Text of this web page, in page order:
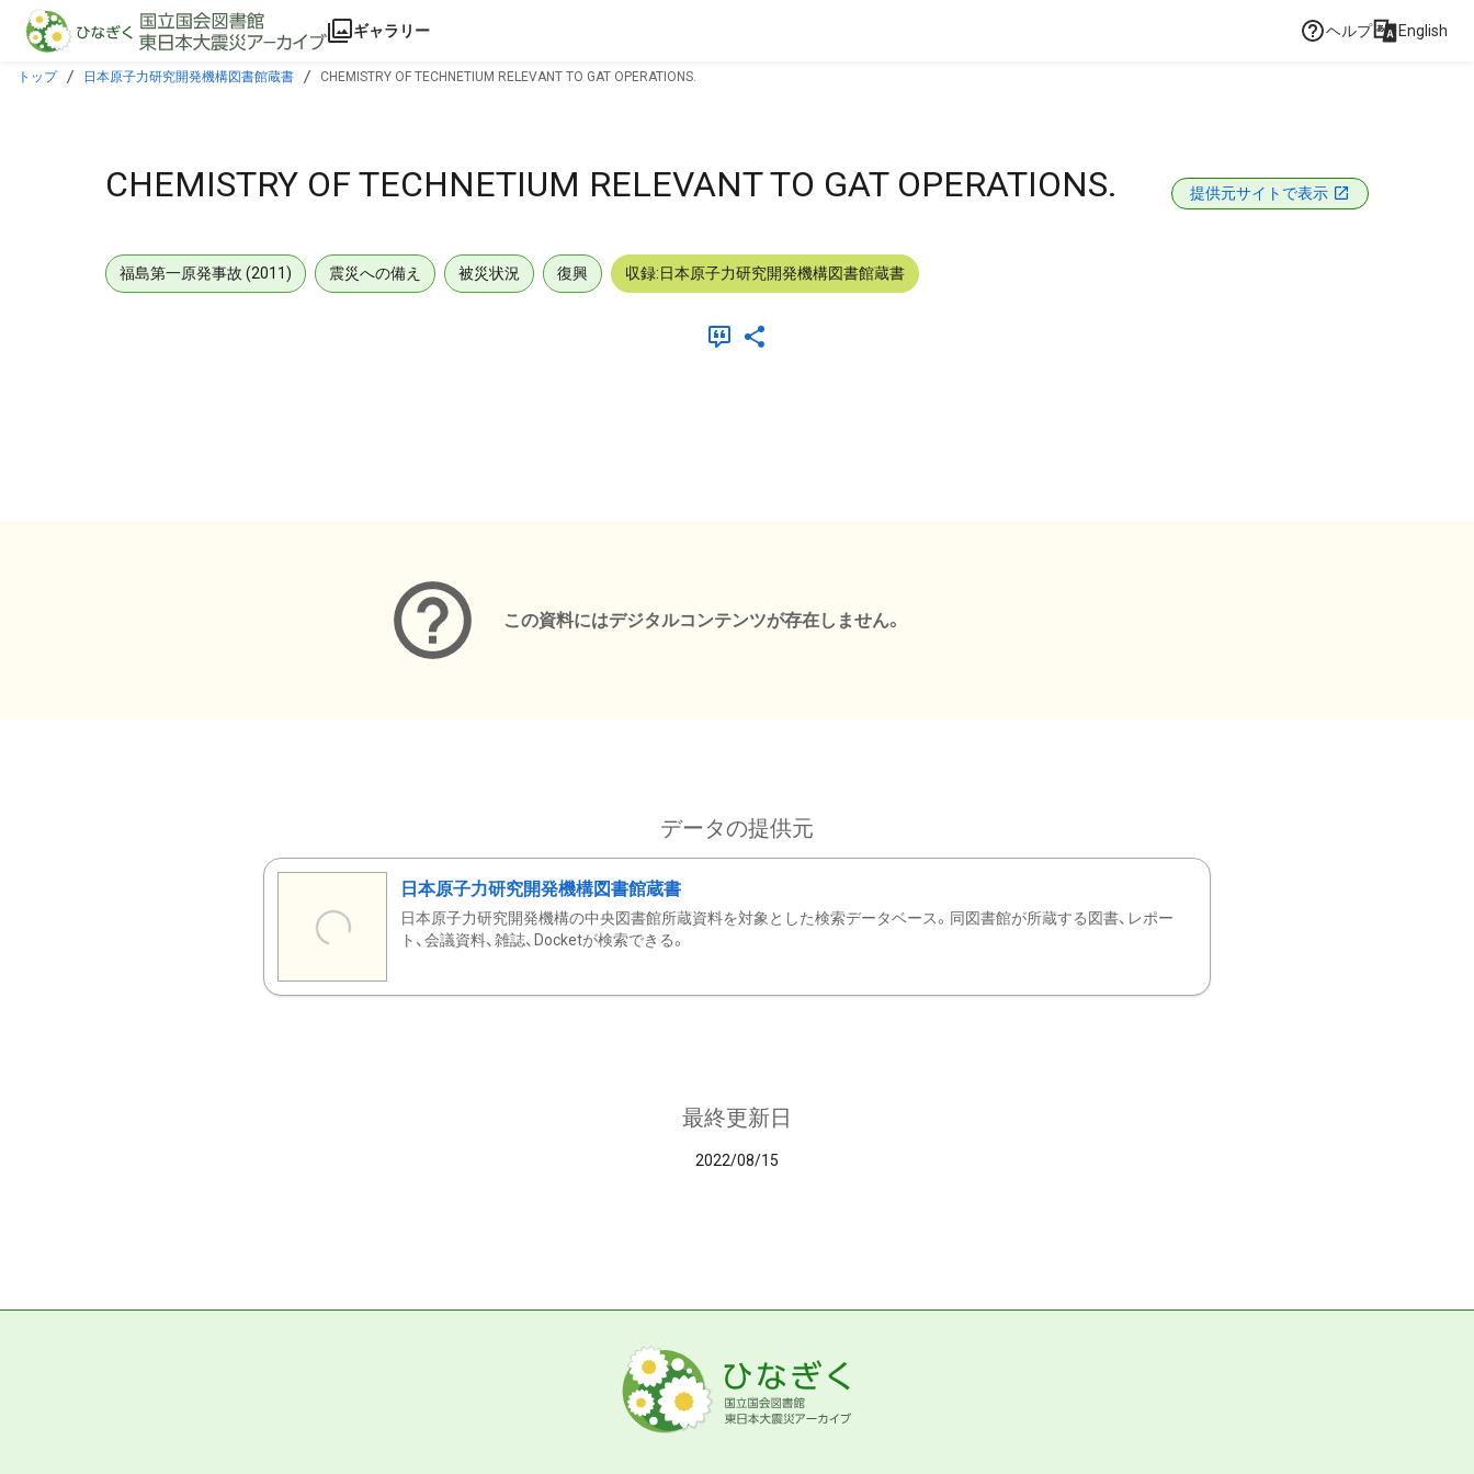
本文に飛ぶ
ギャラリー ヘルプ English
トップ 日本原子力研究開発機構図書館蔵書 CHEMISTRY OF TECHNETIUM RELEVANT TO GAT OPERATIONS.
CHEMISTRY OF TECHNETIUM RELEVANT TO GAT OPERATIONS. 提供元サイトで表示
福島第一原発事故 (2011) 震災への備え 被災状況 復興 収録:日本原子力研究開発機構図書館蔵書
この資料にはデジタルコンテンツが存在しません。
データの提供元
日本原子力研究開発機構図書館蔵書
日本原子力研究開発機構の中央図書館所蔵資料を対象とした検索データベース。同図書館が所蔵する図書、レポー
ト、会議資料、雑誌、Docketが検索できる。
最終更新日
2022/08/15